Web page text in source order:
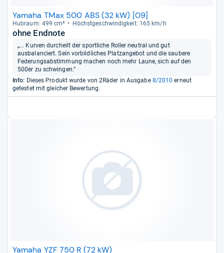
Yamaha TMax 500 ABS (32 kW) [09]
Hub­raum: 499 cm³ Höchst­ge­schwin­dig­keit: 165 km/h
ohne Endnote
„... Kurven durcheilt der sportliche Roller neutral und gut
ausbalanciert. Sein vorbildliches Platzangebot und die saubere
Federungsabstimmung machen noch mehr Laune, sich auf den
500er zu schwingen.“
Info: Dieses Produkt wurde von 2Räder in Ausgabe 8/2010 erneut
getestet mit gleicher Bewertung.
Yamaha YZF 750 R (72 kW)